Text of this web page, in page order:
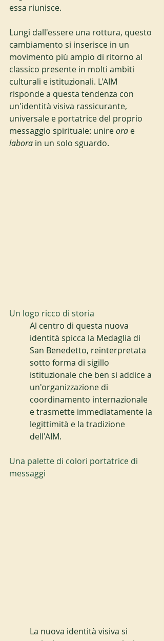
essa riunisce.
Lungi dall'essere una rottura, questo
cambiamento si inserisce in un
movimento più ampio di ritorno al
classico presente in molti ambiti
culturali e istituzionali. L'AIM
risponde a questa tendenza con
un'identità visiva rassicurante,
universale e portatrice del proprio
messaggio spirituale: unire ora e
labora in un solo sguardo.
Un logo ricco di storia
Al centro di questa nuova
identità spicca la Medaglia di
San Benedetto, reinterpretata
sotto forma di sigillo
istituzionale che ben si addice a
un'organizzazione di
coordinamento internazionale
e trasmette immediatamente la
legittimità e la tradizione
dell'AIM.
Una palette di colori portatrice di
messaggi
La nuova identità visiva si